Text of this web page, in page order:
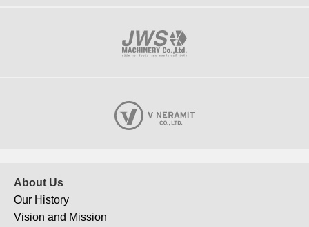
About Us
Our History
Vision and Mission